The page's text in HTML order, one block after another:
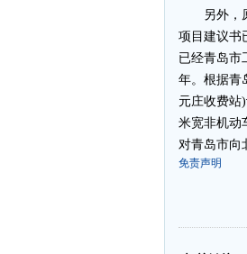
另外，原
项目建议书
已经青岛市
年。根据青
元庄收费站
米宽非机动
对青岛市向
免责声明
-